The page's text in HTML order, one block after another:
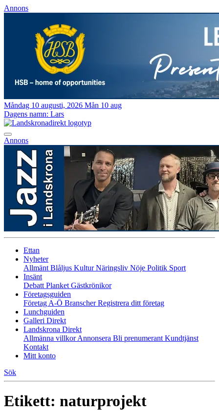
Annons
Måndag 10 augusti, 2026 Mån 10 aug
Dagens namn: Lars
Annons
Ettan
Nyheter
Allmänt Blåljus KulturNäringsliv Nöje Politik Sport
Insänt
Debatt Planket Gästkrönikor
Företagsguiden
Företag A-Ö BranscherRegistrera ditt företag
Lunchguiden
Galleri Direkt
Landskrona Direkt
Allmänna villkorAnnonsera Bli prenumerant Kundtjänst
Kontakt
Mitt konto
Sök
Etikett: naturprojekt